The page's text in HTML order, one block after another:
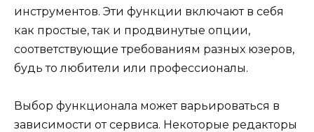
инструментов. Эти функции включают в себя
как простые, так и продвинутые опции,
соответствующие требованиям разных юзеров,
будь то любители или профессионалы.
Выбор функционала может варьироваться в
зависимости от сервиса. Некоторые редакторы